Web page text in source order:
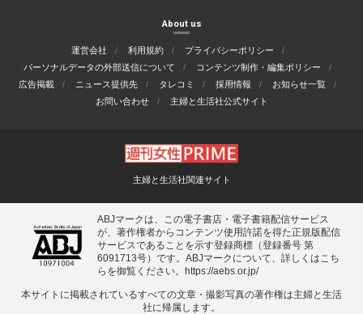
About us
運営会社 利用規約
プライバシーポリシー
パーソナルデータの外部送信について
コンテンツ制作・編集ポリシー
広告掲載
ニュース提供先 タレコミ 採用情報
お知らせ一覧
お問い合わせ
主婦と生活社公式サイト
主婦と生活社関連サイト
ABJマークは、この電子書店・電子書籍配信サービス
が、著作権者からコンテンツ使用許諾を得た正規版配信
サービスであることを示す登録商標（登録番号 第
6091713号）です。ABJマークについて、詳しくはこち
らを御覧ください。
https://aebs.or.jp/
本サイトに掲載されているすべての⽂章・撮影写真の著作権は主婦と⽣活
社に帰属します。